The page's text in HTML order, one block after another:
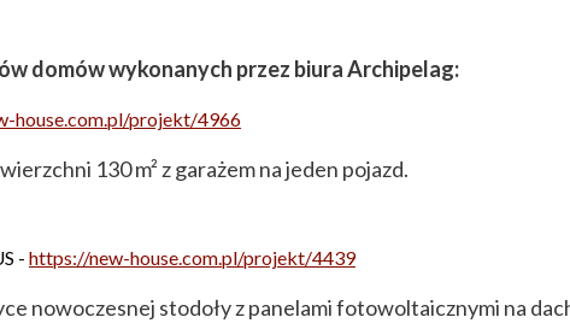
domów wykonanych przez biura Archipelag:
house.com.pl/projekt/4966
130 m² z garażem na jeden pojazd.
- https://new-house.com.pl/projekt/4439
nowoczesnej stodoły z panelami fotowoltaicznymi na